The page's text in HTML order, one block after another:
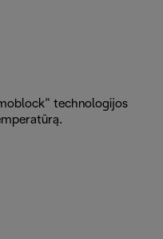
technologijos